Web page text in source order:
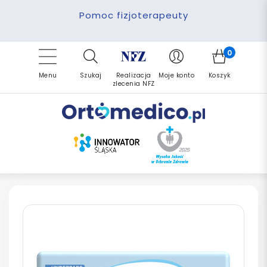
Darmowa dostawa
Pomoc fizjoterapeuty
Finansowanie PFRON
Refundacja NFZ
Zrealizuj zlecenie ponownie
Menu Szukaj
Realizacja
zlecenia NFZ
Moje konto
0
Koszyk